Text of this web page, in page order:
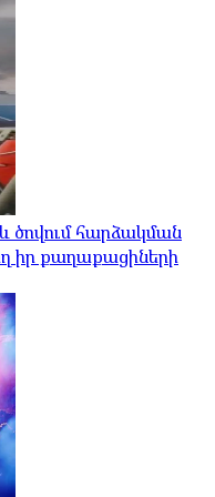
ծովում հարձակման
իր քաղաքացիների